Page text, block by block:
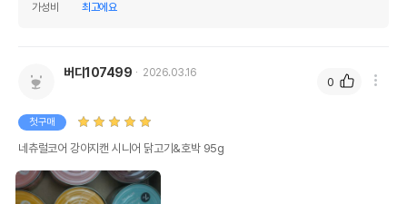
가성비
최고에요
버디107499 2026.03.16
첫구매
네츄럴코어 강아지캔 시니어 닭고기&호박 95g
0